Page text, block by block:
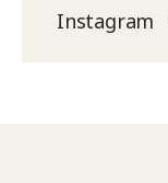
Instagram